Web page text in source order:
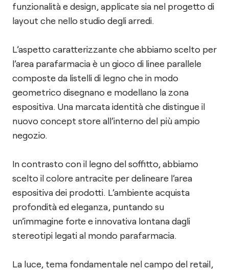
funzionalità e design, applicate sia nel progetto di
layout che nello studio degli arredi.
L’aspetto caratterizzante che abbiamo scelto per
l’area parafarmacia è un gioco di linee parallele
composte da listelli di legno che in modo
geometrico disegnano e modellano la zona
espositiva. Una marcata identità che distingue il
nuovo concept store all’interno del più ampio
negozio.
In contrasto con il legno del soffitto, abbiamo
scelto il colore antracite per delineare l’area
espositiva dei prodotti. L’ambiente acquista
profondità ed eleganza, puntando su
un’immagine forte e innovativa lontana dagli
stereotipi legati al mondo parafarmacia.
La luce, tema fondamentale nel campo del retail,